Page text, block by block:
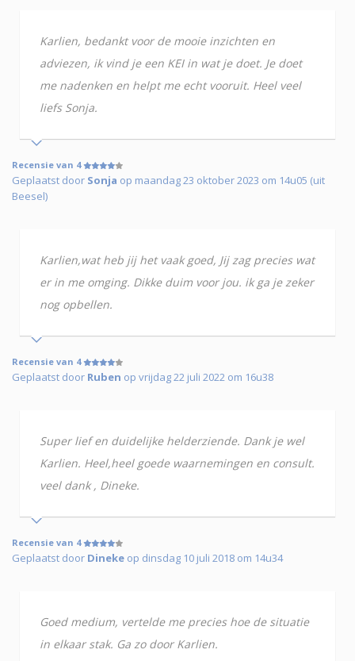
Karlien, bedankt voor de mooie inzichten en
adviezen, ik vind je een KEI in wat je doet. Je doet
me nadenken en helpt me echt vooruit. Heel veel
liefs Sonja.
Recensie van 4
Geplaatst door Sonja op maandag 23 oktober 2023 om 14u05 (uit
Beesel)
Karlien,wat heb jij het vaak goed, Jij zag precies wat
er in me omging. Dikke duim voor jou. ik ga je zeker
nog opbellen.
Recensie van 4
Geplaatst door Ruben op vrijdag 22 juli 2022 om 16u38
Super lief en duidelijke helderziende. Dank je wel
Karlien. Heel,heel goede waarnemingen en consult.
veel dank , Dineke.
Recensie van 4
Geplaatst door Dineke op dinsdag 10 juli 2018 om 14u34
Goed medium, vertelde me precies hoe de situatie
in elkaar stak. Ga zo door Karlien.